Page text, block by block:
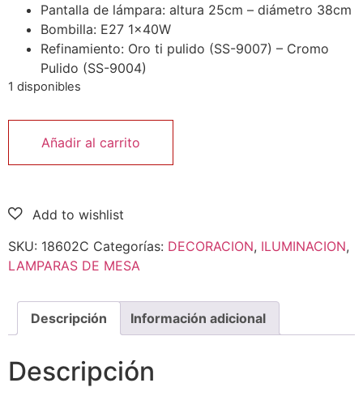
Pantalla de lámpara: altura 25cm – diámetro 38cm
Bombilla: E27 1x40W
Refinamiento: Oro ti pulido (SS-9007) – Cromo
Pulido (SS-9004)
1 disponibles
Añadir al carrito
SKU: 18602C Categorías: DECORACION, ILUMINACION,
LAMPARAS DE MESA
Descripción Información adicional
Descripción